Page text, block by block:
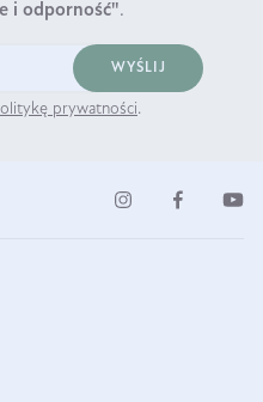
i odporność".
WYŚLIJ
prywatności.